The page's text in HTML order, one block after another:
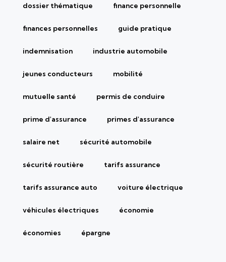
dossier thématique finance personnelle
finances personnelles guide pratique
indemnisation industrie automobile
jeunes conducteurs mobilité
mutuelle santé permis de conduire
prime d'assurance primes d'assurance
salaire net sécurité automobile
sécurité routière tarifs assurance
tarifs assurance auto voiture électrique
véhicules électriques économie
économies épargne